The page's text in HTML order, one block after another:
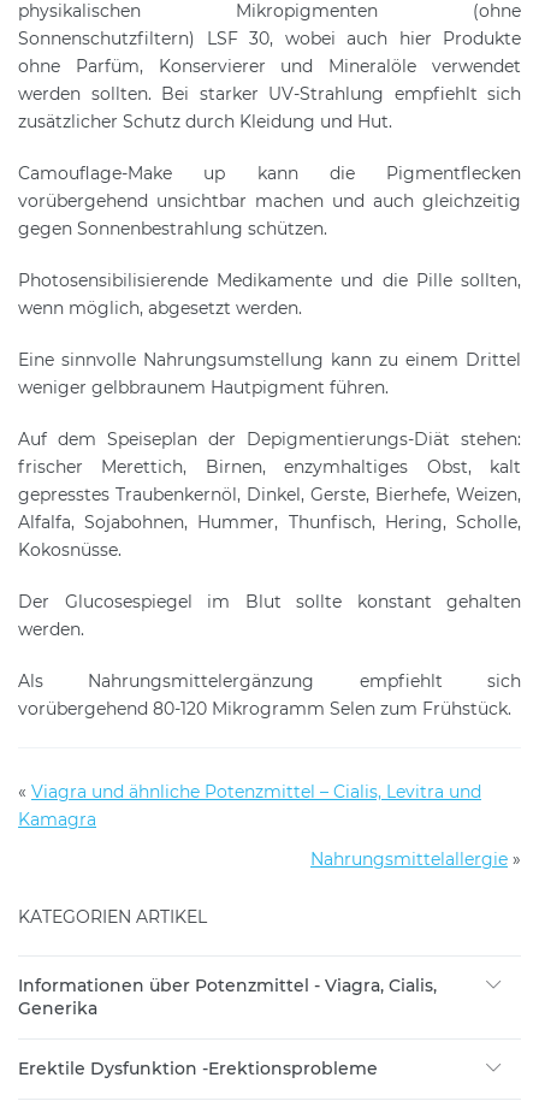
physikalischen Mikropigmenten (ohne
Sonnenschutzfiltern) LSF 30, wobei auch hier Produkte
ohne Parfüm, Konservierer und Mineralöle verwendet
werden sollten. Bei starker UV-Strahlung empfiehlt sich
zusätzlicher Schutz durch Kleidung und Hut.
Camouflage-Make up kann die Pigmentflecken
vorübergehend unsichtbar machen und auch gleichzeitig
gegen Sonnenbestrahlung schützen.
Photosensibilisierende Medikamente und die Pille sollten,
wenn möglich, abgesetzt werden.
Eine sinnvolle Nahrungsumstellung kann zu einem Drittel
weniger gelbbraunem Hautpigment führen.
Auf dem Speiseplan der Depigmentierungs-Diät stehen:
frischer Merettich, Birnen, enzymhaltiges Obst, kalt
gepresstes Traubenkernöl, Dinkel, Gerste, Bierhefe, Weizen,
Alfalfa, Sojabohnen, Hummer, Thunfisch, Hering, Scholle,
Kokosnüsse.
Der Glucosespiegel im Blut sollte konstant gehalten
werden.
Als Nahrungsmittelergänzung empfiehlt sich
vorübergehend 80-120 Mikrogramm Selen zum Frühstück.
« Viagra und ähnliche Potenzmittel – Cialis, Levitra und
Kamagra
Nahrungsmittelallergie »
KATEGORIEN ARTIKEL
Informationen über Potenzmittel - Viagra, Cialis,
Generika
Erektile Dysfunktion -Erektionsprobleme